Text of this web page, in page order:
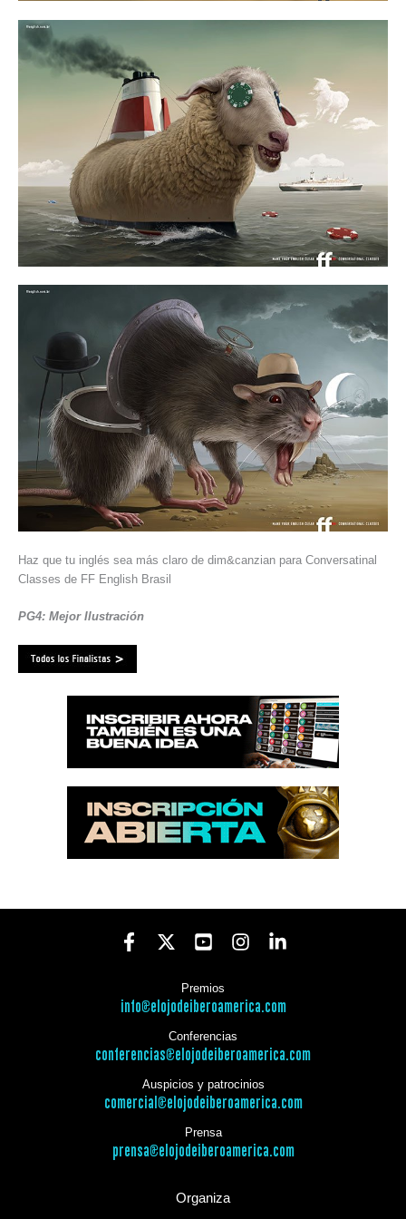
Haz que tu inglés sea más claro de dim&canzian para Conversatinal
Classes de FF English Brasil
PG4: Mejor Ilustración
Premios
info@elojodeiberoamerica.com
Conferencias
conferencias@elojodeiberoamerica.com
Auspicios y patrocinios
comercial@elojodeiberoamerica.com
Prensa
prensa@elojodeiberoamerica.com
Organiza